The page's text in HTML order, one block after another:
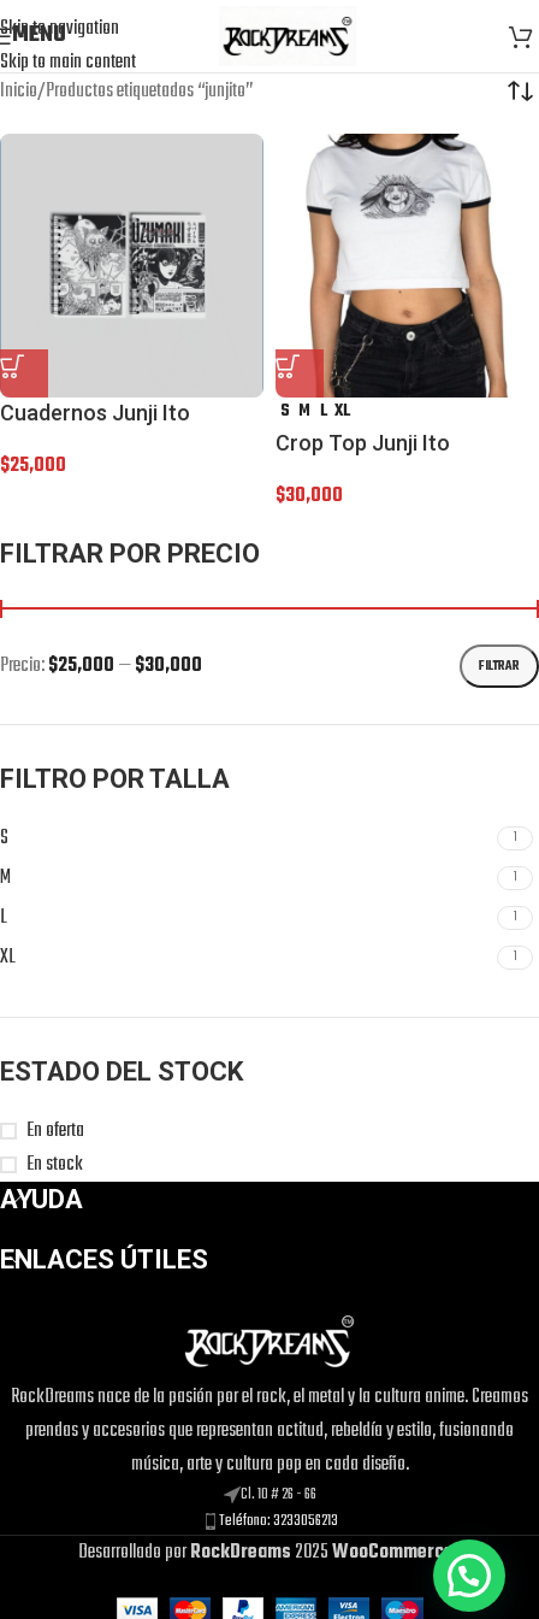
Skip to navigation
Skip to main content
MENU
FILTRAR POR PRECIO
FILTRAR
Precio:$25,000—$30,000
FILTRO POR TALLA
S 1
M 1
L 1
XL 1
ESTADO DEL STOCK
En oferta
En stock
Inicio Productos etiquetados “junjito”
Cuadernos Junji Ito
$25,000
S M L XL
Crop Top Junji Ito
$30,000
AYUDA
ENLACES ÚTILES
RockDreams nace de la pasión por el rock, el metal y la cultura anime. Creamos
prendas y accesorios que representan actitud, rebeldía y estilo, fusionando
música, arte y cultura pop en cada diseño.
Cl. 10 # 26 - 66
Teléfono: 3233056213
Desarrollado porRockDreams2025WooCommerce.